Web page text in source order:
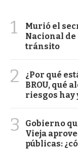
1
Murió el
Nacional
tránsito
2
¿Por qué
BROU, qué
riesgos hay
3
Gobierno
Vieja
públicas: